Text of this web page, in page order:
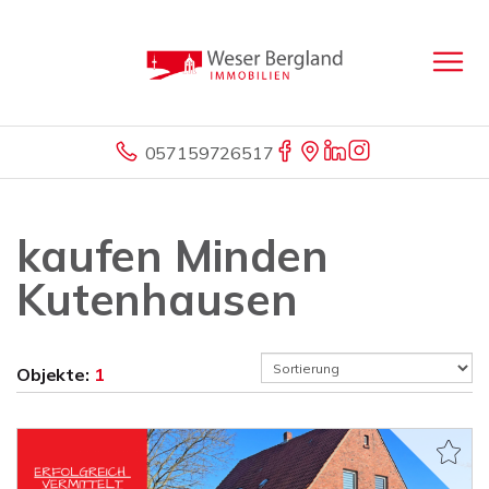
057159726517
kaufen Minden
Kutenhausen
Objekte: 1